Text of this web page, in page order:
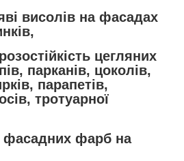
висолів на фасадах
цегляних
парканів, цоколів,
парапетів,
тротуарної
фасадних фарб на